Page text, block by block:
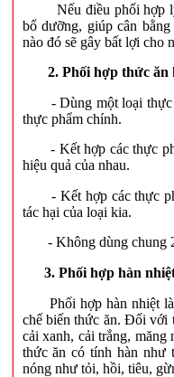
Nếu điều phối hợp lý
bổ dưỡng, giúp cân
nào đó sẽ gây bất lợi cho
2. Phối hợp thức ăn
- Dùng một loại thực
thực phẩm chính.
- Kết hợp các thực
hiệu quả của nhau.
- Kết hợp các thực
tác hại của loại kia.
- Không dùng chung 2
3. Phối hợp hàn
Phối hợp hàn nhiệt là
chế biến thức ăn. Đối với
cải xanh, cải trắng,
thức ăn có tính hàn như
nóng như tỏi, hồi, tiêu,